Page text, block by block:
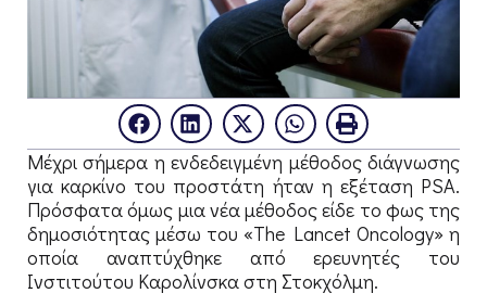
Μέχρι σήμερα η ενδεδειγμένη μέθοδος διάγνωσης
για καρκίνο του προστάτη ήταν η εξέταση PSA.
Πρόσφατα όμως μια νέα μέθοδος είδε το φως της
δημοσιότητας μέσω του «The Lancet Oncology» η
οποία αναπτύχθηκε από ερευνητές του
Ινστιτούτου Καρολίνσκα στη Στοκχόλμη.